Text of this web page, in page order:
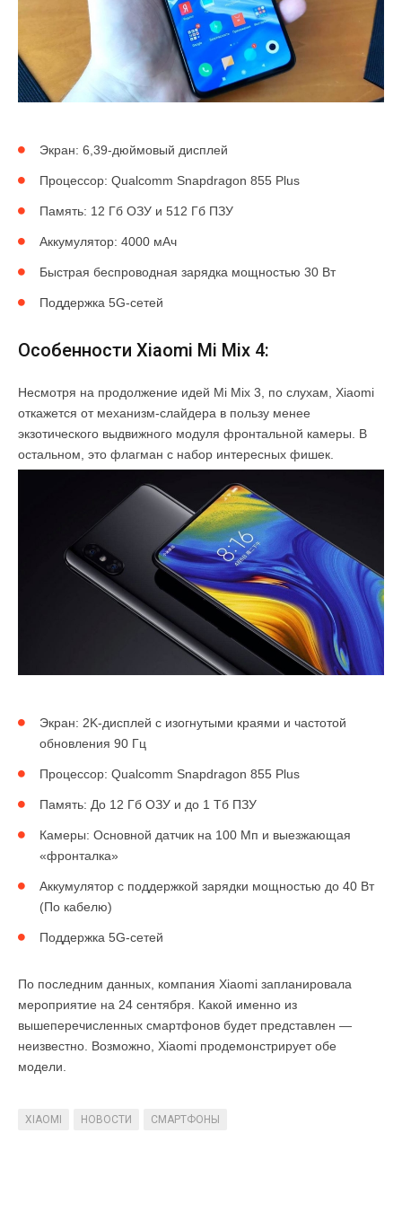
Экран: 6,39-дюймовый дисплей
Процессор: Qualcomm Snapdragon 855 Plus
Память: 12 Гб ОЗУ и 512 Гб ПЗУ
Аккумулятор: 4000 мАч
Быстрая беспроводная зарядка мощностью 30 Вт
Поддержка 5G-сетей
Особенности Xiaomi Mi Mix 4:
Несмотря на продолжение идей Mi Mix 3, по слухам, Xiaomi
откажется от механизм-слайдера в пользу менее
экзотического выдвижного модуля фронтальной камеры. В
остальном, это флагман с набор интересных фишек.
Экран: 2K-дисплей с изогнутыми краями и частотой
обновления 90 Гц
Процессор: Qualcomm Snapdragon 855 Plus
Память: До 12 Гб ОЗУ и до 1 Тб ПЗУ
Камеры: Основной датчик на 100 Мп и выезжающая
«фронталка»
Аккумулятор с поддержкой зарядки мощностью до 40 Вт
(По кабелю)
Поддержка 5G-сетей
По последним данных, компания Xiaomi запланировала
мероприятие на 24 сентября. Какой именно из
вышеперечисленных смартфонов будет представлен —
неизвестно. Возможно, Xiaomi продемонстрирует обе
модели.
XIAOMI НОВОСТИ СМАРТФОНЫ